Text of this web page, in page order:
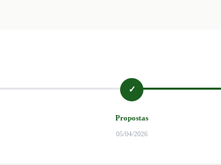
✓
Propostas
05/04/2026